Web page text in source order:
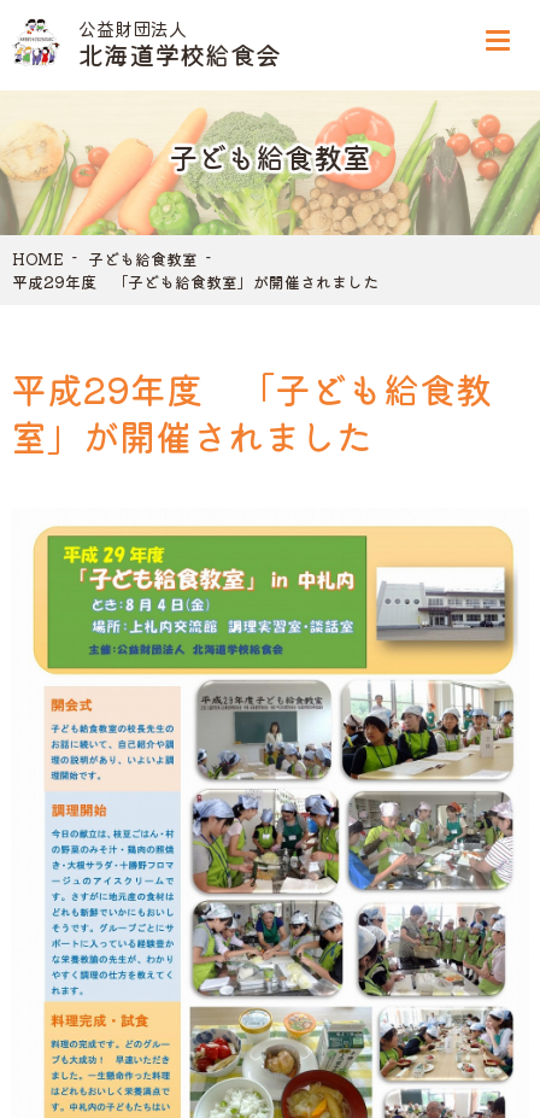
公益財団法人
北海道学校給食会
子ども給食教室
HOME
子ども給食教室
平成29年度 「子ども給食教室」が開催されました
平成29年度 「子ども給食教
室」が開催されました